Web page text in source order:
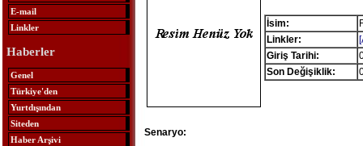
E-mail
Linkler
Haberler
Genel
Türkiye'den
Yurtdışından
Siteden
Haber Arşivi
İsim:
Linkler:
Giriş Tarihi:
Son Değişiklik:
Senaryo: